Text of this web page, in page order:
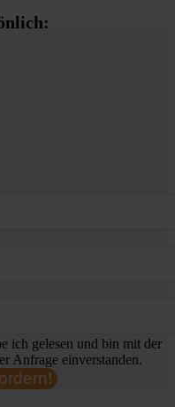
ich gelesen und bin mit der
Anfrage einverstanden.